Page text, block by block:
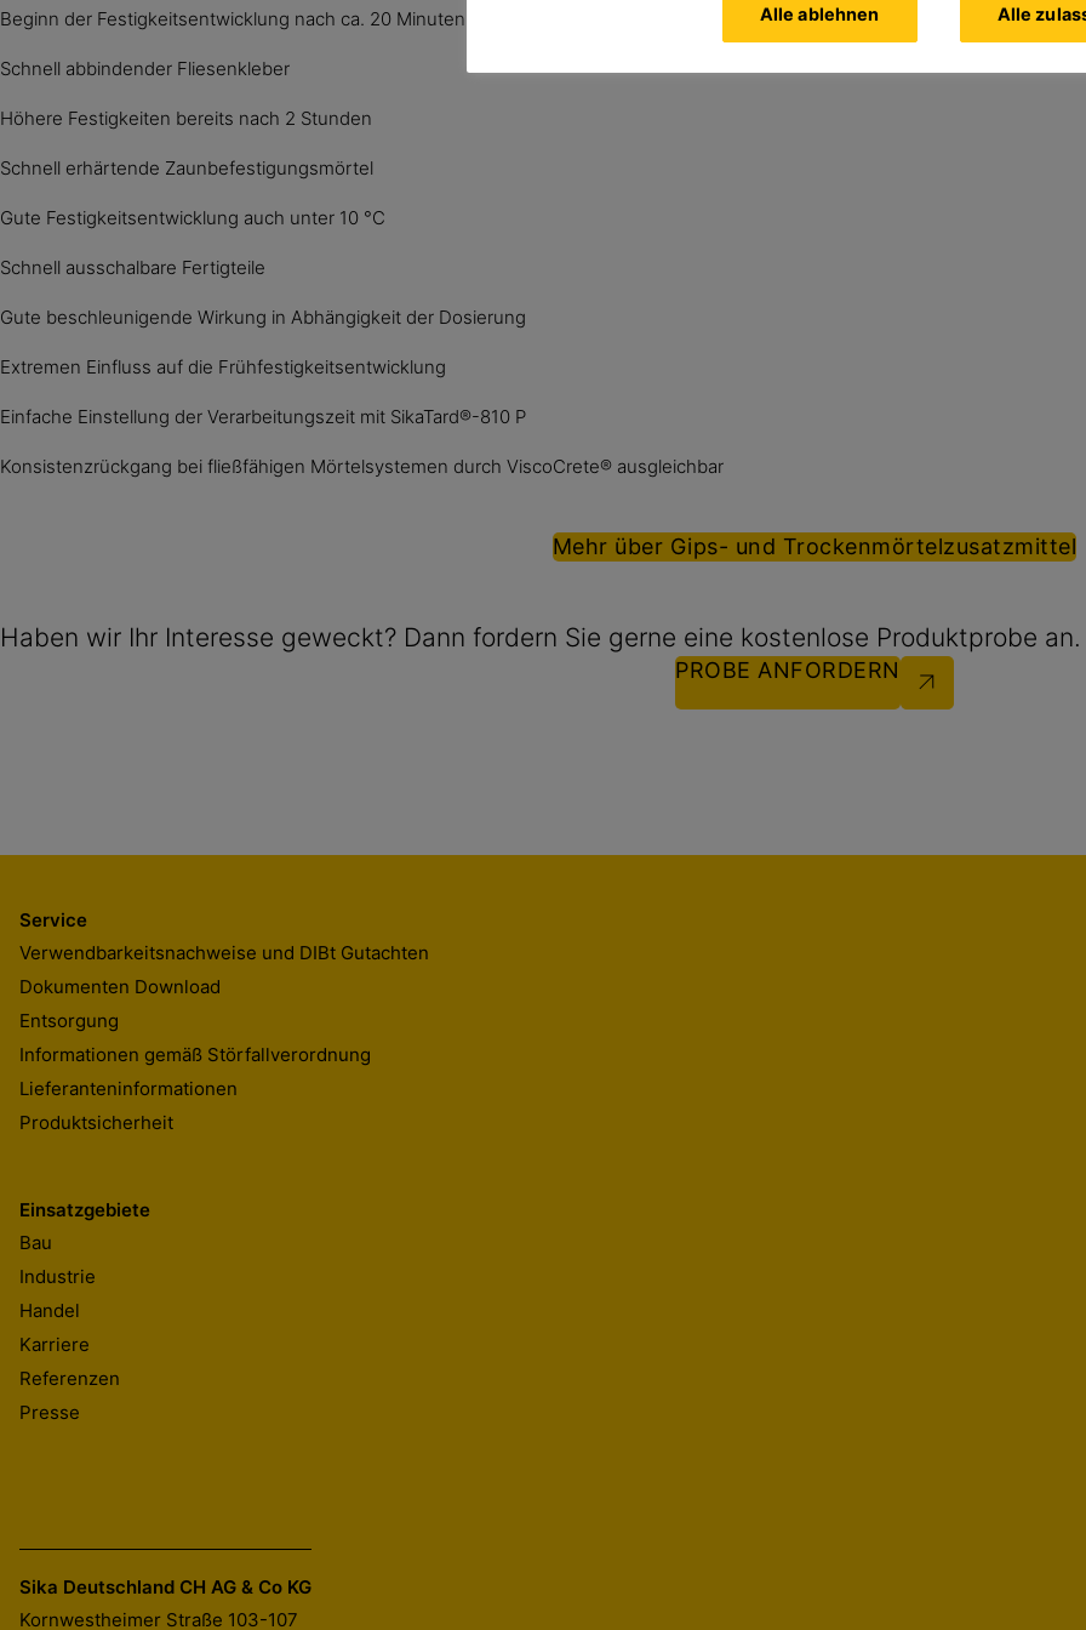
Beginn der Festigkeitsentwicklung nach ca. 20 Minuten
Schnell abbindender Fliesenkleber
Höhere Festigkeiten bereits nach 2 Stunden
Schnell erhärtende Zaunbefestigungsmörtel
Gute Festigkeitsentwicklung auch unter 10 °C
Schnell ausschalbare Fertigteile
Gute beschleunigende Wirkung in Abhängigkeit der Dosierung
Extremen Einfluss auf die Frühfestigkeitsentwicklung
Einfache Einstellung der Verarbeitungszeit mit SikaTard®-810 P
Konsistenzrückgang bei fließfähigen Mörtelsystemen durch ViscoCrete® ausgleichbar
Mehr über Gips- und Trockenmörtelzusatzmittel
Haben wir Ihr Interesse geweckt? Dann fordern Sie gerne eine kostenlose Produktprobe an.
PROBE ANFORDERN
Service
Verwendbarkeitsnachweise und DIBt Gutachten
Dokumenten Download
Entsorgung
Informationen gemäß Störfallverordnung
Lieferanteninformationen
Produktsicherheit
Einsatzgebiete
Bau
Industrie
Handel
Karriere
Referenzen
Presse
Sika Deutschland CH AG & Co KG
Kornwestheimer Straße 103-107
Alle ablehnen Alle